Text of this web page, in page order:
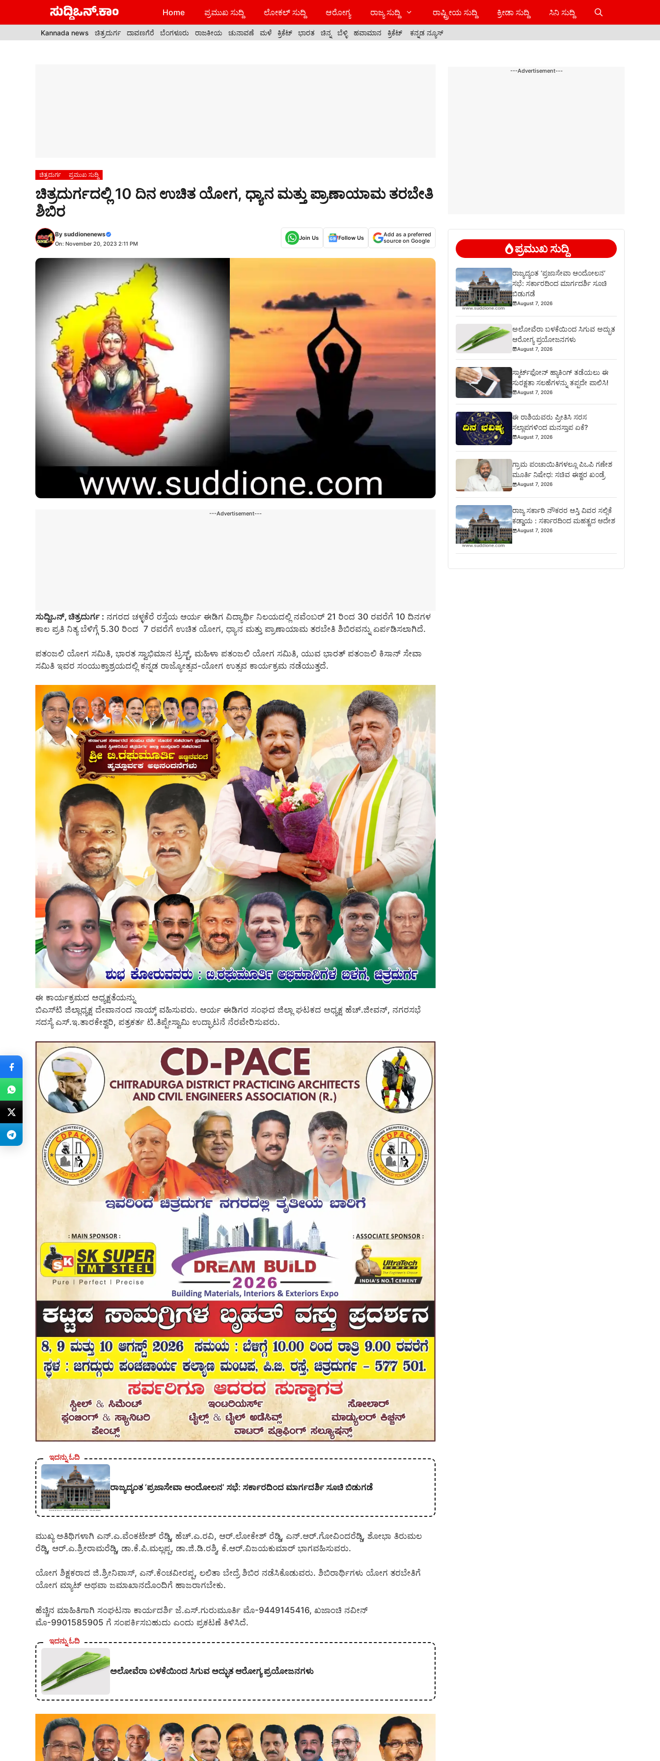
Home ಪ್ರಮುಖ ಸುದ್ದಿ ಲೋಕಲ್ ಸುದ್ದಿ ಆರೋಗ್ಯ ರಾಜ್ಯ ಸುದ್ದಿ ರಾಷ್ಟ್ರೀಯ ಸುದ್ದಿ ಕ್ರೀಡಾ ಸುದ್ದಿ ಸಿನಿ ಸುದ್ದಿ
Kannada news ಚಿತ್ರದುರ್ಗ ದಾವಣಗೆರೆ ಬೆಂಗಳೂರು ರಾಜಕೀಯ ಚುನಾವಣೆ ಮಳೆ ಕ್ರಿಕೆಟ್ ಭಾರತ ಚಿನ್ನ ಬೆಳ್ಳಿ ಹವಾಮಾನ ಕ್ರಿಕೆಟ್ ಕನ್ನಡ ನ್ಯೂಸ್
ಚಿತ್ರದುರ್ಗ ಪ್ರಮುಖ ಸುದ್ದಿ
ಚಿತ್ರದುರ್ಗದಲ್ಲಿ 10 ದಿನ ಉಚಿತ ಯೋಗ, ಧ್ಯಾನ ಮತ್ತು ಪ್ರಾಣಾಯಾಮ ತರಬೇತಿ
ಶಿಬಿರ
By suddionenews
On: November 20, 2023 2:11 PM
Join Us Follow Us
Add as a preferred
source on Google
---Advertisement---
ಸುದ್ದಿಒನ್, ಚಿತ್ರದುರ್ಗ : ನಗರದ ಚಳ್ಳಕೆರೆ ರಸ್ತೆಯ ಆರ್ಯ ಈಡಿಗ ವಿದ್ಯಾರ್ಥಿ ನಿಲಯದಲ್ಲಿ ನವೆಂಬರ್ 21 ರಿಂದ 30 ರವರೆಗೆ 10 ದಿನಗಳ
ಕಾಲ ಪ್ರತಿ ನಿತ್ಯ ಬೆಳಿಗ್ಗೆ 5.30 ರಿಂದ 7 ರವರೆಗೆ ಉಚಿತ ಯೋಗ, ಧ್ಯಾನ ಮತ್ತು ಪ್ರಾಣಾಯಾಮ ತರಬೇತಿ ಶಿಬಿರವನ್ನು ಏರ್ಪಡಿಸಲಾಗಿದೆ.
ಪತಂಜಲಿ ಯೋಗ ಸಮಿತಿ, ಭಾರತ ಸ್ವಾಭಿಮಾನ ಟ್ರಸ್ಟ್, ಮಹಿಳಾ ಪತಂಜಲಿ ಯೋಗ ಸಮಿತಿ, ಯುವ ಭಾರತ್ ಪತಂಜಲಿ ಕಿಸಾನ್ ಸೇವಾ
ಸಮಿತಿ ಇವರ ಸಂಯುಕ್ತಾಶ್ರಯದಲ್ಲಿ ಕನ್ನಡ ರಾಜ್ಯೋತ್ಸವ-ಯೋಗ ಉತ್ಸವ ಕಾರ್ಯಕ್ರಮ ನಡೆಯುತ್ತದೆ.
ಈ ಕಾರ್ಯಕ್ರಮದ ಅಧ್ಯಕ್ಷತೆಯನ್ನು
ಬಿಎಸ್‍ಟಿ ಜಿಲ್ಲಾಧ್ಯಕ್ಷ ದೇವಾನಂದ ನಾಯ್ಕ್ ವಹಿಸುವರು. ಆರ್ಯ ಈಡಿಗರ ಸಂಘದ ಜಿಲ್ಲಾ ಘಟಕದ ಅಧ್ಯಕ್ಷ ಹೆಚ್.ಜೀವನ್, ನಗರಸಭೆ
ಸದಸ್ಯೆ ಎಸ್.ಇ.ತಾರಕೇಶ್ವರಿ, ಪತ್ರಕರ್ತ ಟಿ.ತಿಪ್ಪೇಸ್ವಾಮಿ ಉದ್ಘಾಟನೆ ನೆರವೇರಿಸುವರು.
ಇದನ್ನು ಓದಿ
ರಾಜ್ಯದ್ಯಂತ ‘ಪ್ರಜಾಸೇವಾ ಆಂದೋಲನ’ ಸಭೆ: ಸರ್ಕಾರದಿಂದ ಮಾರ್ಗದರ್ಶಿ ಸೂಚಿ ಬಿಡುಗಡೆ
ಮುಖ್ಯ ಅತಿಥಿಗಳಾಗಿ ಎನ್.ಎ.ವೆಂಕಟೇಶ್ ರೆಡ್ಡಿ, ಹೆಚ್.ಎ.ರವಿ, ಆರ್.ಲೋಕೇಶ್ ರೆಡ್ಡಿ, ಎನ್.ಆರ್.ಗೋವಿಂದರೆಡ್ಡಿ, ಶೋಭಾ ತಿರುಮಲ
ರೆಡ್ಡಿ, ಆರ್.ಎ.ಶ್ರೀರಾಮರೆಡ್ಡಿ, ಡಾ.ಕೆ.ಪಿ.ಮಲ್ಲಪ್ಪ, ಡಾ.ಜಿ.ಡಿ.ರಶ್ಮಿ, ಕೆ.ಆರ್.ವಿಜಯಕುಮಾರ್ ಭಾಗವಹಿಸುವರು.
ಯೋಗ ಶಿಕ್ಷಕರಾದ ಜಿ.ಶ್ರೀನಿವಾಸ್, ಎನ್.ಕೆಂಚವೀರಪ್ಪ, ಲಲಿತಾ ಬೇದ್ರೆ ಶಿಬಿರ ನಡೆಸಿಕೊಡುವರು. ಶಿಬಿರಾರ್ಥಿಗಳು ಯೋಗ ತರಬೇತಿಗೆ
ಯೋಗ ಮ್ಯಾಟ್ ಅಥವಾ ಜಮಾಖಾನದೊಂದಿಗೆ ಹಾಜರಾಗಬೇಕು.
ಹೆಚ್ಚಿನ ಮಾಹಿತಿಗಾಗಿ ಸಂಘಟನಾ ಕಾರ್ಯದರ್ಶಿ ಜೆ.ಎಸ್.ಗುರುಮೂರ್ತಿ ಮೊ-9449145416, ಖಜಾಂಚಿ ನವೀನ್
ಮೊ-9901585905 ಗೆ ಸಂಪರ್ಕಿಸಬಹುದು ಎಂದು ಪ್ರಕಟಣೆ ತಿಳಿಸಿದೆ.
ಇದನ್ನು ಓದಿ
ಅಲೋವೆರಾ ಬಳಕೆಯಿಂದ ಸಿಗುವ ಅದ್ಭುತ ಆರೋಗ್ಯ ಪ್ರಯೋಜನಗಳು
---Advertisement---
ಪ್ರಮುಖ ಸುದ್ದಿ
ರಾಜ್ಯದ್ಯಂತ ‘ಪ್ರಜಾಸೇವಾ ಆಂದೋಲನ’
ಸಭೆ: ಸರ್ಕಾರದಿಂದ ಮಾರ್ಗದರ್ಶಿ ಸೂಚಿ
ಬಿಡುಗಡೆ
August 7, 2026
ಅಲೋವೆರಾ ಬಳಕೆಯಿಂದ ಸಿಗುವ ಅದ್ಭುತ
ಆರೋಗ್ಯ ಪ್ರಯೋಜನಗಳು
August 7, 2026
ಸ್ಮಾರ್ಟ್‌ಫೋನ್ ಹ್ಯಾಕಿಂಗ್ ತಡೆಯಲು ಈ
ಸುರಕ್ಷತಾ ಸಲಹೆಗಳನ್ನು ತಪ್ಪದೇ ಪಾಲಿಸಿ!
August 7, 2026
ಈ ರಾಶಿಯವರು ಪ್ರೀತಿಸಿ ಸರಸ
ಸಲ್ಲಾಪಗಳಿಂದ ಮನಸ್ತಾಪ ಏಕೆ?
August 7, 2026
ಗ್ರಾಮ ಪಂಚಾಯಿತಿಗಳಲ್ಲೂ ಪಿಒಪಿ ಗಣೇಶ
ಮೂರ್ತಿ ನಿಷೇಧ: ಸಚಿವ ಈಶ್ವರ ಖಂಡ್ರೆ
August 7, 2026
ರಾಜ್ಯ ಸರ್ಕಾರಿ ನೌಕರರ ಆಸ್ತಿ ವಿವರ ಸಲ್ಲಿಕೆ
ಕಡ್ಡಾಯ : ಸರ್ಕಾರದಿಂದ ಮಹತ್ವದ ಆದೇಶ
August 7, 2026